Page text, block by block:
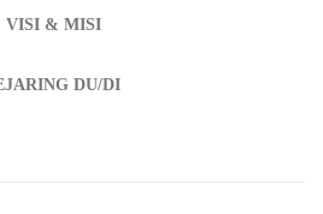
VISI & MISI
DU/DI